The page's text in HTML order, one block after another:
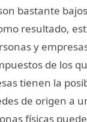
bastante
resultado,
y
de los
tienen la
de origen a
físicas